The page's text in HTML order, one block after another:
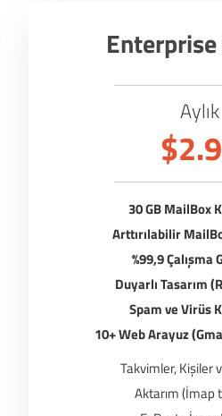
Aylık
30 GB MailBox
Arttırılabilir
%99,9 Çalışma
Duyarlı Tasarım
Spam ve Virüs
10+ Web Arayuz
Takvimler, Kişiler
Aktarım (İmap